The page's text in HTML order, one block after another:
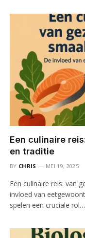
Een culinaire
en traditie
BY CHRIS MEI 19, 2025
Een culinaire reis: van
invloed van
spelen een cruciale rol…